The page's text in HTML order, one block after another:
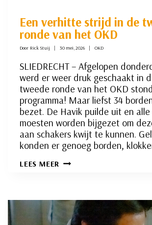
Een verhitte strijd in de
ronde van het OKD
Door Rick Stuij 30 mei, 2026 OKD
SLIEDRECHT – Afgelopen
werd er weer druk geschaakt in
tweede ronde van het OKD
programma! Maar liefst 34
bezet. De Havik puilde uit en alle
moesten worden bijgezet om
aan schakers kwijt te kunnen.
konden er genoeg borden,
LEES MEER EEN
TWEEDE
RONDE